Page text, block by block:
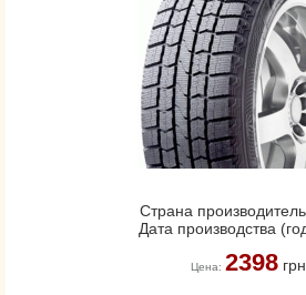
Страна
Дата производства
Цена: 2398грн